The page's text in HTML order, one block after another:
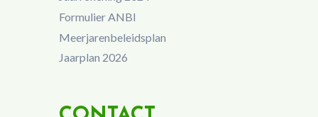
Formulier ANBI
Meerjarenbeleidsplan
Jaarplan 2026